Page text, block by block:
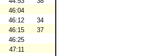
46:04
46:12
34
46:15
37
46:25
47:11